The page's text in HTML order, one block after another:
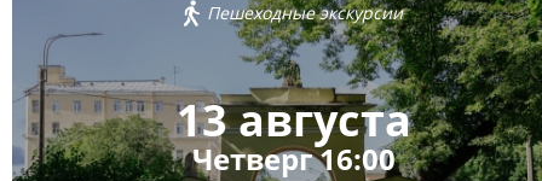
Пешеходные экскурсии
13 августа
Четверг 16:00